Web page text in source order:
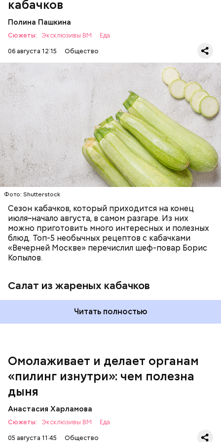
кабачков
Полина Пашкина
Сюжеты: Эксклюзивы ВМ
Еда
06 августа 12:15
Общество
Фото: Shutterstock
Сезон кабачков, который приходится на конец
июля–начало августа, в самом разгаре. Из них
можно приготовить много интересных и полезных
блюд. Топ-5 необычных рецептов с кабачками
«Вечерней Москве» перечислил шеф-повар Борис
Копылов.
Салат из жареных кабачков
Ингредиенты:
Читать полностью
ЕДА ОВОЩИ РЕЦЕПТЫ
Омолаживает и делает органам
«пилинг изнутри»: чем полезна
дыня
Анастасия Харламова
Сюжеты: Эксклюзивы ВМ
Еда
05 августа 11:45
Общество
кремний — укрепляет кости, зубы, волосы и
ногти и оказывает омолаживающее действие;
клетчатка — достаточно нежная и забирает
излишки холестерина, сахара и соли тяжелых
фолиевая кислота (в большом количестве) —
она необходима беременным женщинам,
чтобы формировалась нервная трубка у
плода. Также ее рекомендуют принимать для
снижения уровня гомоцистеина — это
— В момент стресса он держит сосуды под
контролем и контролирует более 300 реакций
нашего организма. Также положительно влияет на
Вред дыни
Фото: Shutterstock
А врач-эндокринолог Алексей Калинчев рассказал,
что существует множество блюд, где используют
— Наиболее распространенные борщ, щи, котлеты,
салаты, лаваш с творогом и сыром, пироги, омлет,
запеканка. Щавеля там везде используется
немного, поэтому никакого вреда от него не будет.
Чем разнообразнее рацион питания человека, тем
лучше. Потому что это исключает вероятность
возникновения дефицитов микроэлементов, —
заверил специалист.